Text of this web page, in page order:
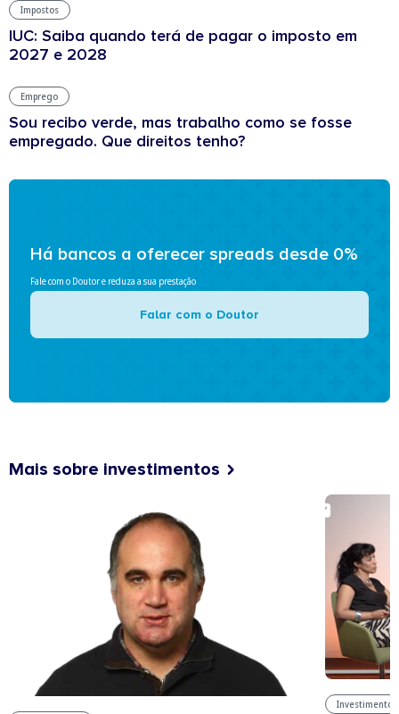
Impostos
IUC: Saiba quando terá de pagar o imposto em
2027 e 2028
Emprego
Sou recibo verde, mas trabalho como se fosse
empregado. Que direitos tenho?
Há bancos a oferecer spreads desde 0%
Fale com o Doutor e reduza a sua prestação
Falar com o Doutor
Mais sobre investimentos
Investimentos